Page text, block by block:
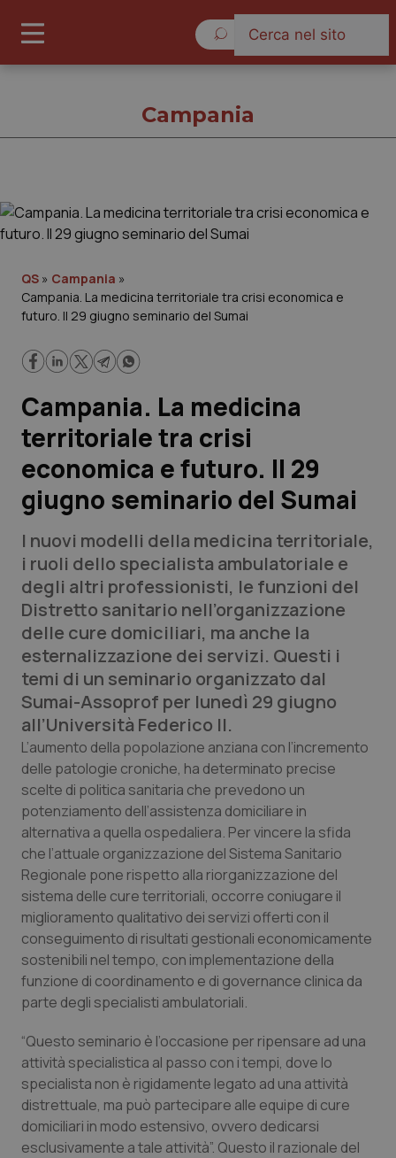
Governo e Parlamento
Regioni e Asl
Lavoro e Professioni
Scienza e Farmaci
Studi e Analisi
Lettere al direttore
Edizioni Regionali
QS Pro
Professionisti Sanitari.AI
Abruzzo
Basilicata
Calabria
Campania
Emilia-Romagna
Friuli Venezia Giulia
Lazio
Liguria
Lombardia
Marche
QS Pro Gold
Artrite & artrosi
Asma & BPCO
Car-T
Colesterolo & coronaropatie
Dermatite Atopica
Diabete & glucometri
Disturbi dell’umore
Dolore
Donna & Salute
QS Club Newsletter
Campania
QS » Campania »
Campania. La medicina territoriale tra crisi economica e
futuro. Il 29 giugno seminario del Sumai
Campania. La medicina
territoriale tra crisi
economica e futuro. Il 29
giugno seminario del Sumai
I nuovi modelli della medicina territoriale,
i ruoli dello specialista ambulatoriale e
degli altri professionisti, le funzioni del
Distretto sanitario nell’organizzazione
delle cure domiciliari, ma anche la
esternalizzazione dei servizi. Questi i
temi di un seminario organizzato dal
Sumai-Assoprof per lunedì 29 giugno
all’Università Federico II.
L’aumento della popolazione anziana con l’incremento
delle patologie croniche, ha determinato precise
scelte di politica sanitaria che prevedono un
potenziamento dell’assistenza domiciliare in
alternativa a quella ospedaliera. Per vincere la sfida
che l’attuale organizzazione del Sistema Sanitario
Regionale pone rispetto alla riorganizzazione del
sistema delle cure territoriali, occorre coniugare il
miglioramento qualitativo dei servizi offerti con il
conseguimento di risultati gestionali economicamente
sostenibili nel tempo, con implementazione della
funzione di coordinamento e di governance clinica da
parte degli specialisti ambulatoriali.
“Questo seminario è l’occasione per ripensare ad una
attività specialistica al passo con i tempi, dove lo
specialista non è rigidamente legato ad una attività
distrettuale, ma può partecipare alle equipe di cure
domiciliari in modo estensivo, ovvero dedicarsi
esclusivamente a tale attività”. Questo il razionale del